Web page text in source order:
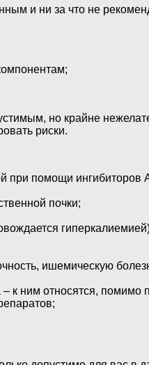
и ни за что не
но крайне
риски.
при помощи
почки;
ишемическую
ним относятся, помимо